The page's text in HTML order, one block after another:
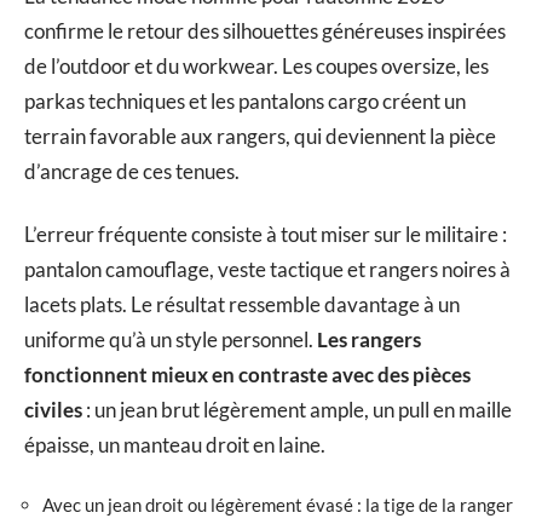
confirme le retour des silhouettes généreuses inspirées
de l’outdoor et du workwear. Les coupes oversize, les
parkas techniques et les pantalons cargo créent un
terrain favorable aux rangers, qui deviennent la pièce
d’ancrage de ces tenues.
L’erreur fréquente consiste à tout miser sur le militaire :
pantalon camouflage, veste tactique et rangers noires à
lacets plats. Le résultat ressemble davantage à un
uniforme qu’à un style personnel. Les rangers
fonctionnent mieux en contraste avec des pièces
civiles: un jean brut légèrement ample, un pull en maille
épaisse, un manteau droit en laine.
Avec un jean droit ou légèrement évasé : la tige de la ranger